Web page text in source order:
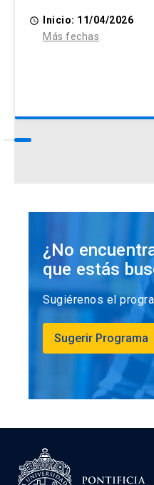
access_time
Inicio: 11/04/2026
Más fechas
¿No
que estás
Sugiérenos el
Sugerir Programa